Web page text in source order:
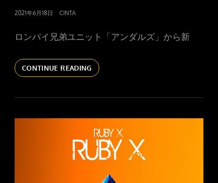
POSTED
2021年6月18日 CINTA
ロンパイ兄弟ユニット「アンダルズ」から新
CONTINUE READINGア
ン
ル
新
曲
リ
リ
ー
「DAYS